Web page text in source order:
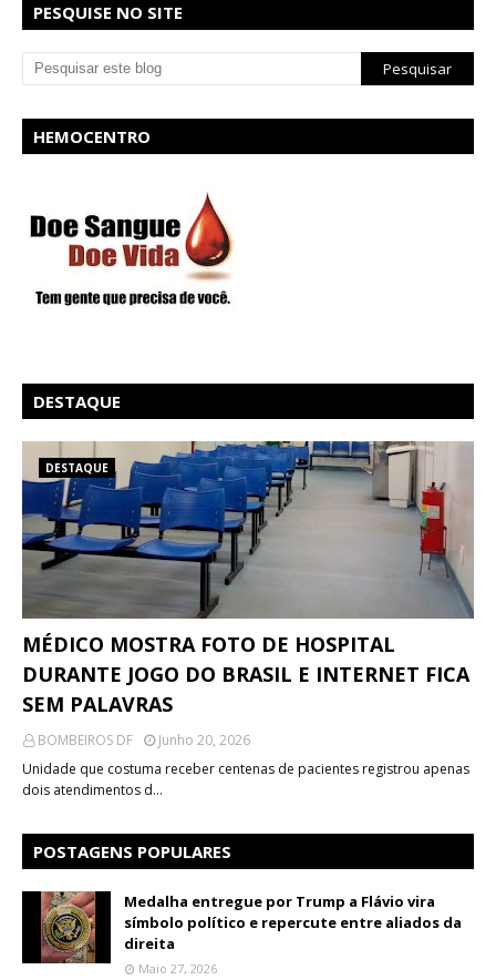
PESQUISE NO SITE
HEMOCENTRO
DESTAQUE
DESTAQUE
MÉDICO MOSTRA FOTO DE HOSPITAL
DURANTE JOGO DO BRASIL E INTERNET FICA
SEM PALAVRAS
BOMBEIROS DF
Junho 20, 2026
Unidade que costuma receber centenas de pacientes registrou apenas
dois atendimentos d…
POSTAGENS POPULARES
Medalha entregue por Trump a Flávio vira
símbolo político e repercute entre aliados da
direita
Maio 27, 2026